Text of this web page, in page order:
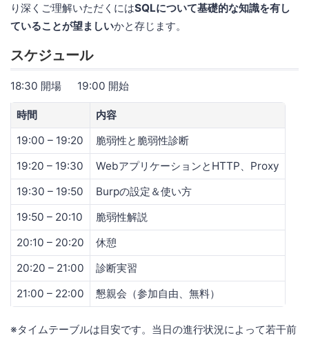
り深くご理解いただくにはSQLについて基礎的な知識を有し
ていることが望ましいかと存じます。
スケジュール
18:30 開場 19:00 開始
時間
内容
19:00 – 19:20
脆弱性と脆弱性診断
19:20 – 19:30
WebアプリケーションとHTTP、Proxy
19:30 – 19:50
Burpの設定＆使い方
19:50 – 20:10
脆弱性解説
20:10 – 20:20
休憩
20:20 – 21:00
診断実習
21:00 – 22:00
懇親会（参加自由、無料）
※タイムテーブルは目安です。当日の進行状況によって若干前